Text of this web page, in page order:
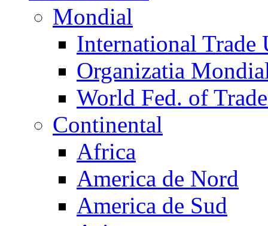
Mondial
International Trade
Organizatia
World Fed. of
Continental
Africa
America de Nord
America de Sud